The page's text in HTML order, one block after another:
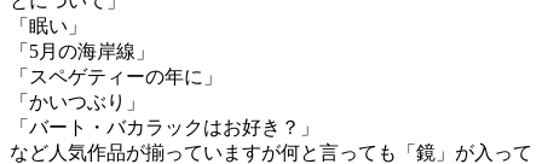
「眠い」
「5月の海岸線」
「スペゲティーの年に」
「かいつぶり」
「バート・バカラックはお好き？」
など人気作品が揃っていますが何と言っても「鏡」が入って